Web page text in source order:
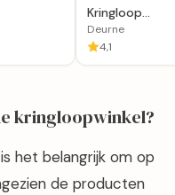
Kringloop
Deurne 'Leven
Deurne
4,1
kringloopwinkel?
het belangrijk om op
de producten